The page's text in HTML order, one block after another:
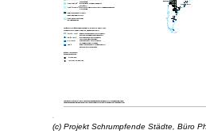
(c) Projekt Schrumpfende Städte, Büro